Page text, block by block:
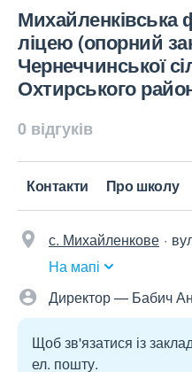
Михайленківська
ліцею (опорний
Чернеччинської
Охтирського
0 відгуків
Контакти Про школу
с. Михайленкове
На мапі
Директор — Бабич
Щоб зв'язатися із
ел. пошту.